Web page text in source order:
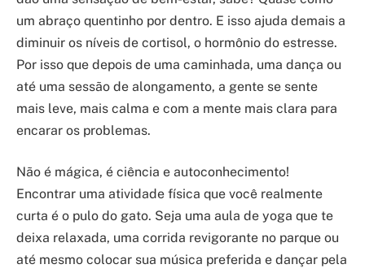
um abraço quentinho por dentro. E isso ajuda demais a
diminuir os níveis de cortisol, o hormônio do estresse.
Por isso que depois de uma caminhada, uma dança ou
até uma sessão de alongamento, a gente se sente
mais leve, mais calma e com a mente mais clara para
encarar os problemas.
Não é mágica, é ciência e autoconhecimento!
Encontrar uma atividade física que você realmente
curta é o pulo do gato. Seja uma aula de yoga que te
deixa relaxada, uma corrida revigorante no parque ou
até mesmo colocar sua música preferida e dançar pela